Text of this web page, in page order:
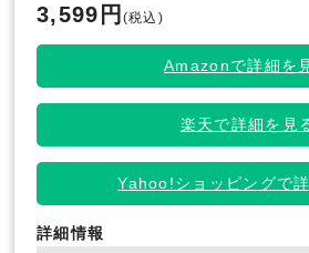
3,599円 (税込)
Amazonで詳細を
楽天で詳細を見
Yahoo!ショッピングで
詳細情報